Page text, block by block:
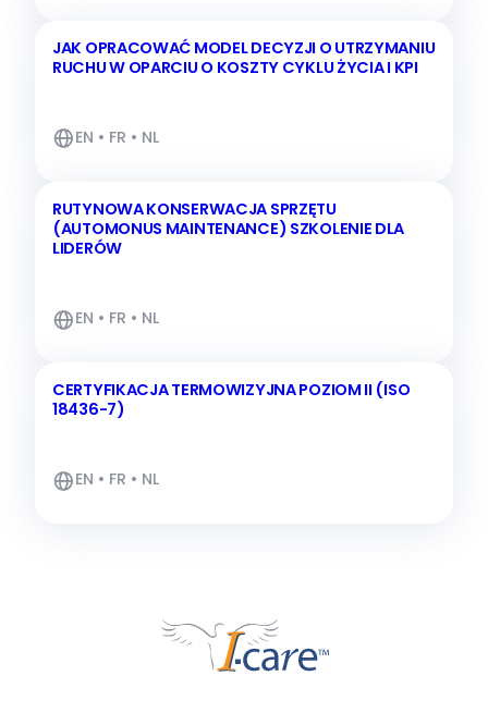
JAK OPRACOWAĆ MODEL DECYZJI O UTRZYMANIU
RUCHU W OPARCIU O KOSZTY CYKLU ŻYCIA I KPI
EN • FR • NL
RUTYNOWA KONSERWACJA SPRZĘTU
(AUTOMONUS MAINTENANCE) SZKOLENIE DLA
LIDERÓW
EN • FR • NL
CERTYFIKACJA TERMOWIZYJNA POZIOM II (ISO
18436-7)
EN • FR • NL